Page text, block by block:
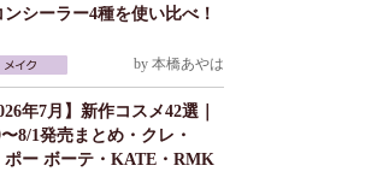
ンシーラー4種を使い比べ！
by 本橋あやは
年7月】新作コスメ42選｜
8/1発売まとめ・クレ・
ポー ボーテ・KATE・RMK